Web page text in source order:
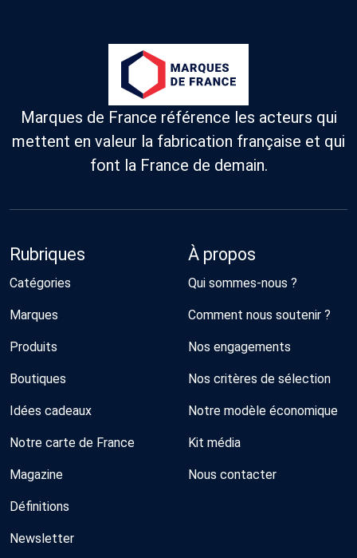
Marques de France référence les acteurs qui
mettent en valeur la fabrication française et qui
font la France de demain.
Rubriques
Catégories
Marques
Produits
Boutiques
Idées cadeaux
Notre carte de France
Magazine
Définitions
Newsletter
À propos
Qui sommes-nous ?
Comment nous soutenir ?
Nos engagements
Nos critères de sélection
Notre modèle économique
Kit média
Nous contacter